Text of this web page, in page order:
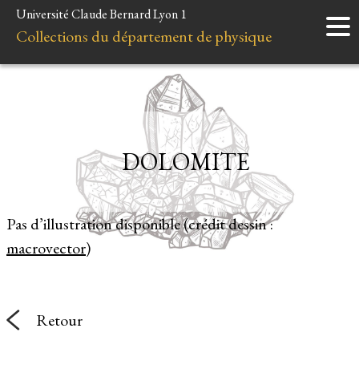
Accueil
Instruments
Liens et ressources
Université Claude Bernard Lyon 1
Collections du département de physique
Pas d’illustration disponible (crédit dessin :
macrovector)
DOLOMITE
Retour